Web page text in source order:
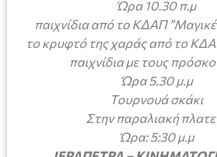
Ώρα 10.30 π.μ
παιχνίδια από το ΚΔΑΠ
το κρυφτό της χαράς από το
παιχνίδια με τους
Ώρα 5.30 μ.μ
Τουρνουά σκάκι
Στην παραλιακή
Ώρα: 5:30 μ.μ